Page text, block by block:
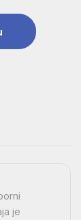
2608522338
je